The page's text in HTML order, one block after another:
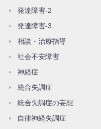
発達障害-2
発達障害-3
相談・治療指導
社会不安障害
神経症
統合失調症
統合失調症の妄想
自律神経失調症